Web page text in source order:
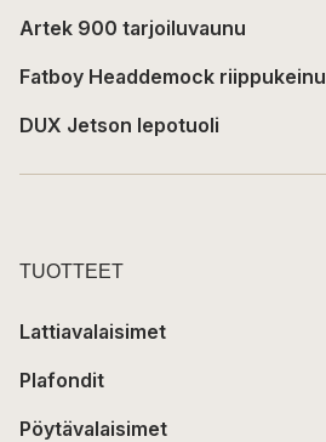
Artek 900 tarjoiluvaunu
Fatboy Headdemock riippukeinu
DUX Jetson lepotuoli
TUOTTEET
Lattiavalaisimet
Plafondit
Pöytävalaisimet